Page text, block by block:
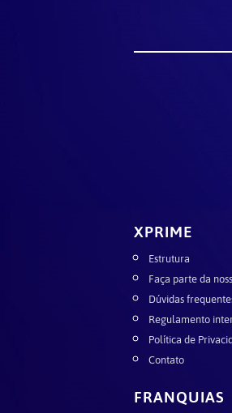
XPRIME
Estrutura
Faça parte da
Dúvidas
Regulamento
Política de
Contato
FRANQUIAS